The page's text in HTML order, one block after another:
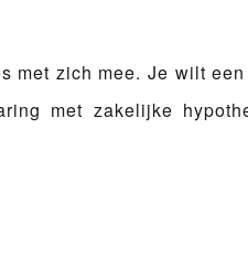
met zich mee. Je wilt
met zakelijke